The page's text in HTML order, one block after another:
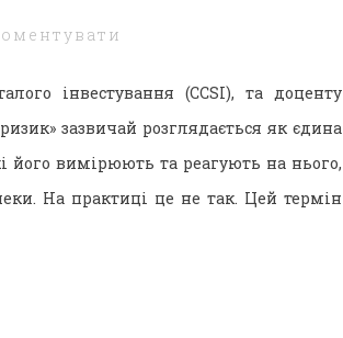
інвестування (CCSI), та доценту
зазвичай розглядається як єдина
його вимірюють та реагують на нього,
На практиці це не так. Цей термін